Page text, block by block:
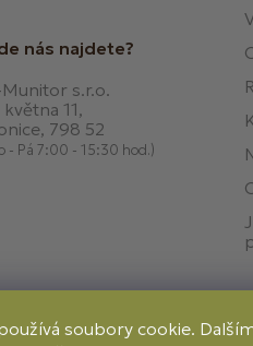
soubory cookie.
nás najdete?
Munitor s.r.o.
května 11,
798 52
- Pá 7:00 - 15:30 hod.)